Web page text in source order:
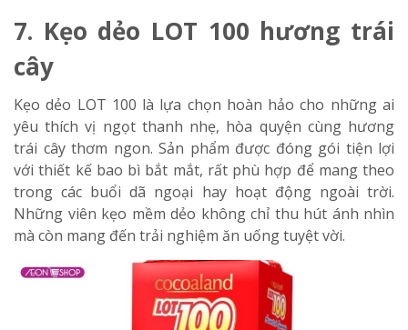
7. Kẹo dẻo LOT 100 hương trái
cây
Kẹo dẻo LOT 100 là lựa chọn hoàn hảo cho những ai
yêu thích vị ngọt thanh nhẹ, hòa quyện cùng hương
trái cây thơm ngon. Sản phẩm được đóng gói tiện lợi
với thiết kế bao bì bắt mắt, rất phù hợp để mang theo
trong các buổi dã ngoại hay hoạt động ngoài trời.
Những viên kẹo mềm dẻo không chỉ thu hút ánh nhìn
mà còn mang đến trải nghiệm ăn uống tuyệt vời.